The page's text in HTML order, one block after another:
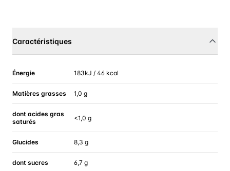
Caractéristiques
Énergie 183kJ / 46 kcal
Matières grasses 1,0 g
dont acides gras
saturés
<1,0 g
Glucides 8,3 g
dont sucres 6,7 g